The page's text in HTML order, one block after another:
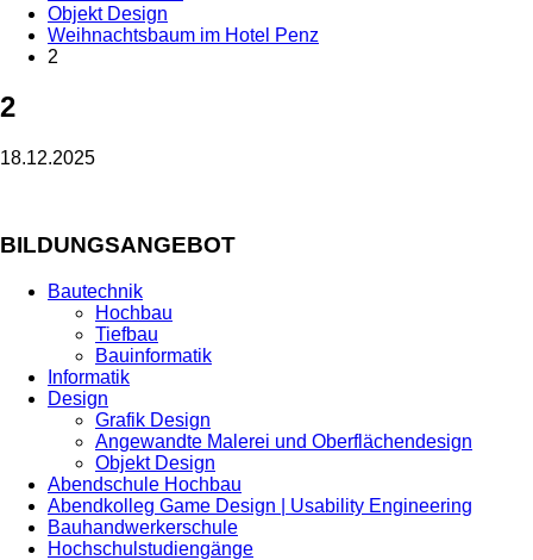
Objekt Design
Weihnachtsbaum im Hotel Penz
2
2
18.12.2025
BILDUNGSANGEBOT
Bautechnik
Hochbau
Tiefbau
Bauinformatik
Informatik
Design
Grafik Design
Angewandte Malerei und Oberflächendesign
Objekt Design
Abendschule Hochbau
Abendkolleg Game Design | Usability Engineering
Bauhandwerkerschule
Hochschulstudiengänge